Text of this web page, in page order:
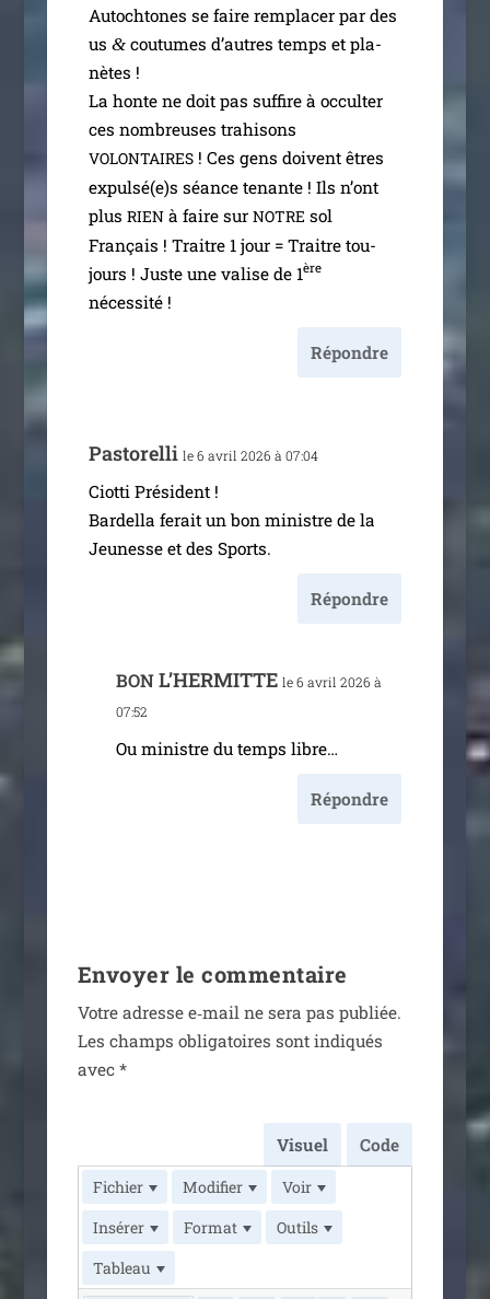
Autochtones se faire rem­pla­cer par des
us &cou­tumes d’autres temps et pla­
nètes !
La honte ne doit pas suf­fire à occul­ter
ces nom­breuses tra­hi­sons
VOLONTAIRES! Ces gens doivent êtres
expulsé(e)s séance tenante ! Ils n’ont
plus RIENà faire sur NOTRE sol
Français ! Traitre 1 jour = Traitre tou­
jours ! Juste une valise de 1ère
nécessité !
Répondre
Pastorelli le 6 avril 2026 à 07:04
Ciotti Président !
Bardella ferait un bon ministre de la
Jeunesse et des Sports.
Répondre
BONL’HERMITTE le 6 avril 2026 à
07:52
Ou ministre du temps libre…
Répondre
Envoyer le commentaire
Votre adresse e‑mail ne sera pas publiée.
Les champs obli­ga­toires sont indi­qués
avec *
Visuel Code
Fichier Modifier
Voir
Insérer
Format
Outils
Tableau